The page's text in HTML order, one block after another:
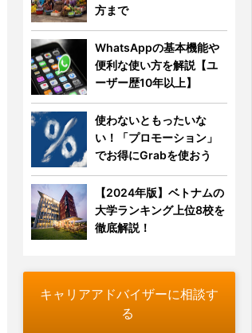
方まで
WhatsAppの基本機能や
便利な使い方を解説【ユ
ーザー歴10年以上】
使わないともったいな
い！「プロモーション」
でお得にGrabを使おう
【2024年版】ベトナムの
大学ランキング上位8校を
徹底解説！
キャリアアドバイザーに相談す
る